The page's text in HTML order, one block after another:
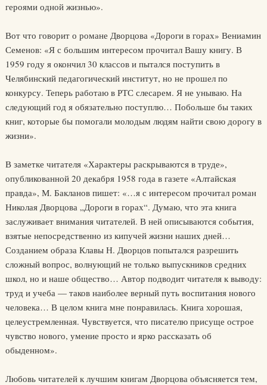
героями одной жизнью».
Вот что говорит о романе Дворцова «Дороги в горах» Вениамин
Семенов: «Я с большим интересом прочитал Вашу книгу. В
1959 году я окончил 30 классов и пытался поступить в
Челябинский педагогический институт, но не прошел по
конкурсу. Теперь работаю в РТС слесарем. Я не унываю. На
следующий год я обязательно поступлю… Побольше бы таких
книг, которые бы помогали молодым людям найти свою дорогу в
жизни».
В заметке читателя «Характеры раскрываются в труде»,
опубликованной 20 декабря 1958 года в газете «Алтайская
правда», М. Бакланов пишет: «…я с интересом прочитал роман
Николая Дворцова „Дороги в горах“. Думаю, что эта книга
заслуживает внимания читателей. В ней описываются события,
взятые непосредственно из кипучей жизни наших дней…
Созданием образа Клавы Н. Дворцов попытался разрешить
сложный вопрос, волнующий не только выпускников средних
школ, но и наше общество… Автор подводит читателя к выводу:
труд и учеба — таков наиболее верный путь воспитания нового
человека… В целом книга мне понравилась. Книга хорошая,
целеустремленная. Чувствуется, что писателю присуще острое
чувство нового, умение просто и ярко рассказать об
обыденном».
Любовь читателей к лучшим книгам Дворцова объясняется тем,